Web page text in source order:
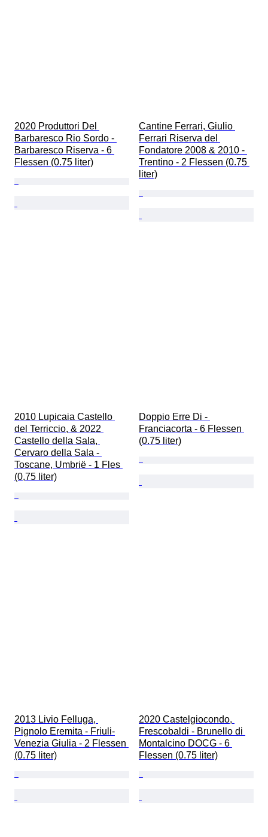
2020 Produttori Del
Barbaresco Rio Sordo -
Barbaresco Riserva - 6
Flessen (0.75 liter)
Cantine Ferrari, Giulio
Ferrari Riserva del
Fondatore 2008 & 2010 -
Trentino - 2 Flessen (0.75
liter)
2010 Lupicaia Castello
del Terriccio, & 2022
Castello della Sala,
Cervaro della Sala -
Toscane, Umbrië - 1 Fles
(0,75 liter)
Doppio Erre Di -
Franciacorta - 6 Flessen
(0.75 liter)
2013 Livio Felluga,
Pignolo Eremita - Friuli-
Venezia Giulia - 2 Flessen
(0.75 liter)
2020 Castelgiocondo,
Frescobaldi - Brunello di
Montalcino DOCG - 6
Flessen (0.75 liter)